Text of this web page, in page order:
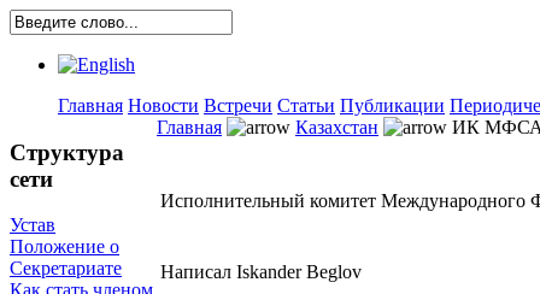
Главная Новости Встречи Статьи Публикации
Структура
сети
Устав
Положение о
Секретариате
Главная Казахстан ИК МФСА,
Исполнительный комитет Международного
Написал Iskander Beglov